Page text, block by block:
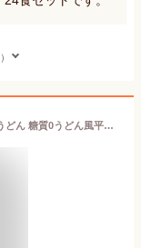
こんにゃくパーク こんにゃく麺 こんにゃくうどん 糖質0うどん風平麺タイプ 180g ×40食入